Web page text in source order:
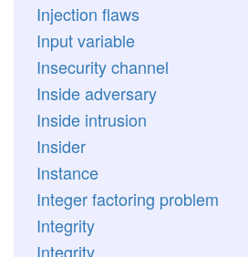
Injection flaws
Input variable
Insecurity channel
Inside adversary
Inside intrusion
Insider
Instance
Integer factoring problem
Integrity
Integrity